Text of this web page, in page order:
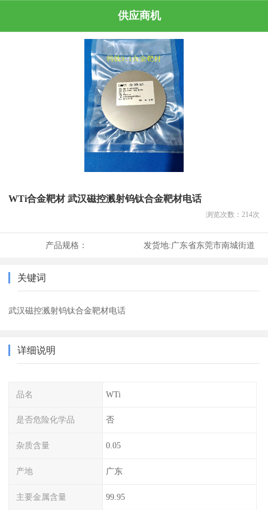
供应商机
WTi合金靶材 武汉磁控溅射钨钛合金靶材电话
浏览次数： 214次
产品规格： 发货地:广东省东莞市南城街道
关键词
武汉磁控溅射钨钛合金靶材电话
详细说明
品名 WTi
是否危险化学品 否
杂质含量 0.05
产地 广东
主要金属含量 99.95